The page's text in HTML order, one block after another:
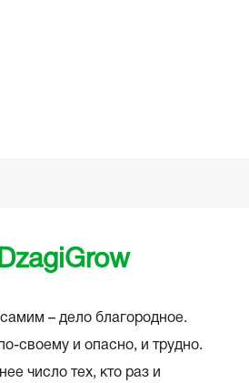
DzagiGrow
– дело благородное.
своему и опасно, и трудно.
число тех, кто раз и